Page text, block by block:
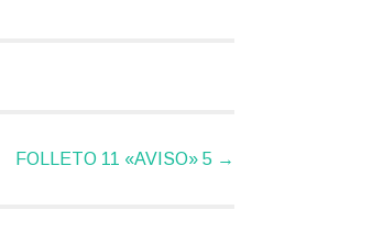
FOLLETO 11 «AVISO» 5 →